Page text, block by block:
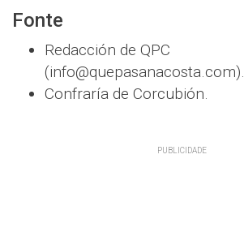
Fonte
Redacción de QPC
(info@quepasanacosta.com).
Confraría de Corcubión.